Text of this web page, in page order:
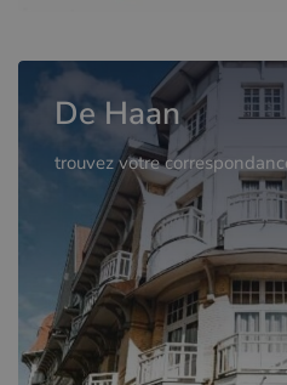
De Haan
trouvez votre